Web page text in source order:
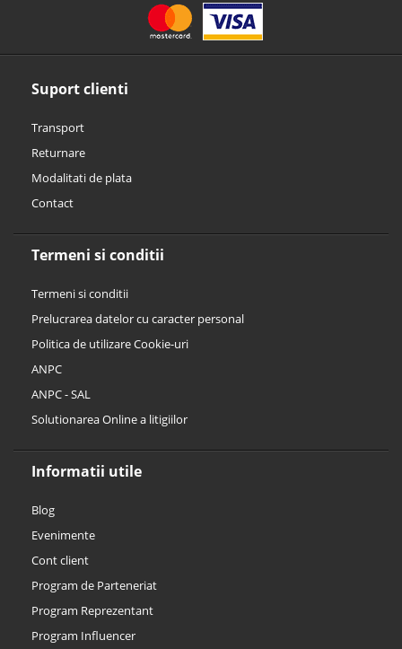
Suport clienti
Transport
Returnare
Modalitati de plata
Contact
Termeni si conditii
Termeni si conditii
Prelucrarea datelor cu caracter personal
Politica de utilizare Cookie-uri
ANPC
ANPC - SAL
Solutionarea Online a litigiilor
Informatii utile
Blog
Evenimente
Cont client
Program de Parteneriat
Program Reprezentant
Program Influencer